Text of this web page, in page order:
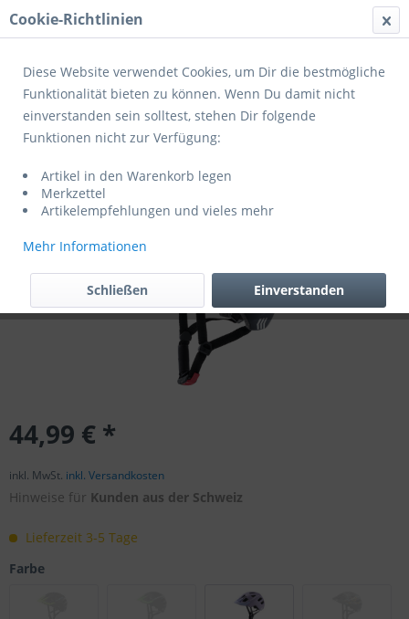
Menü
Übersicht Helme Kinder
44,99 € *
inkl. MwSt. inkl. Versandkosten
Hinweise für Kunden aus der Schweiz
Lieferzeit 3-5 Tage
Farbe
Cookie-Richtlinien
Diese Website verwendet Cookies, um Dir die bestmögliche
Funktionalität bieten zu können. Wenn Du damit nicht
einverstanden sein solltest, stehen Dir folgende
Funktionen nicht zur Verfügung:
Artikel in den Warenkorb legen
Merkzettel
Artikelempfehlungen und vieles mehr
Mehr Informationen
Einverstanden
Schließen